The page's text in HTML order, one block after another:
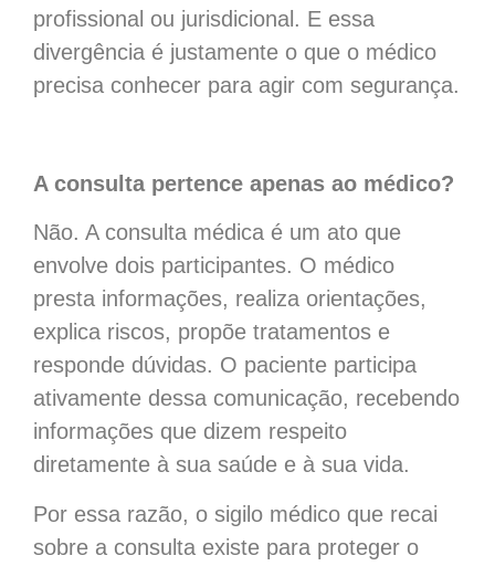
profissional ou jurisdicional. E essa
divergência é justamente o que o médico
precisa conhecer para agir com segurança.
A consulta pertence apenas ao médico?
Não. A consulta médica é um ato que
envolve dois participantes. O médico
presta informações, realiza orientações,
explica riscos, propõe tratamentos e
responde dúvidas. O paciente participa
ativamente dessa comunicação, recebendo
informações que dizem respeito
diretamente à sua saúde e à sua vida.
Por essa razão, o sigilo médico que recai
sobre a consulta existe para proteger o